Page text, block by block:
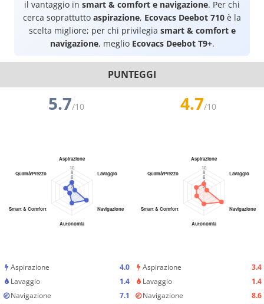
il vantaggio in smart & comfort e navigazione. Per chi
cerca soprattutto aspirazione, Ecovacs Deebot 710 è la
scelta migliore; per chi privilegia smart & comfort e
navigazione, meglio Ecovacs Deebot T9+.
PUNTEGGI
5.7/10 4.7/10
Aspirazione
4.0
Lavaggio
1.4
Navigazione
7.1
Aspirazione
3.4
Lavaggio
1.4
Navigazione
8.6